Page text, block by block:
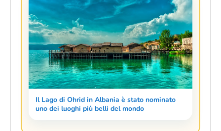
Il Lago di Ohrid in Albania è stato nominato
uno dei luoghi più belli del mondo